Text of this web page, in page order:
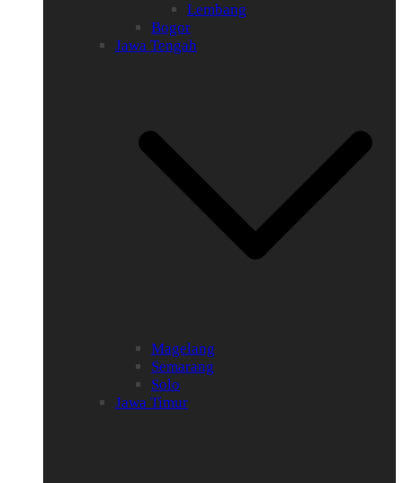
Lembang
Bogor
Jawa Tengah
Magelang
Semarang
Solo
Jawa Timur